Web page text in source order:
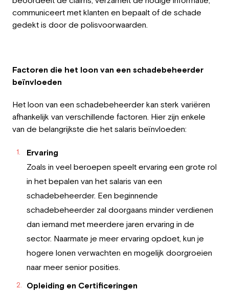
communiceert met klanten en bepaalt of de schade
gedekt is door de polisvoorwaarden.
Factoren die het loon van een schadebeheerder
beïnvloeden
Het loon van een schadebeheerder kan sterk variëren
afhankelijk van verschillende factoren. Hier zijn enkele
van de belangrijkste die het salaris beïnvloeden:
Ervaring
Zoals in veel beroepen speelt ervaring een grote rol
in het bepalen van het salaris van een
schadebeheerder. Een beginnende
schadebeheerder zal doorgaans minder verdienen
dan iemand met meerdere jaren ervaring in de
sector. Naarmate je meer ervaring opdoet, kun je
hogere lonen verwachten en mogelijk doorgroeien
naar meer senior posities.
Opleiding en Certificeringen